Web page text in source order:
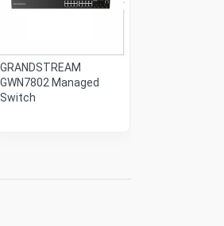
GRANDSTREAM
GWN7802 Managed
Switch